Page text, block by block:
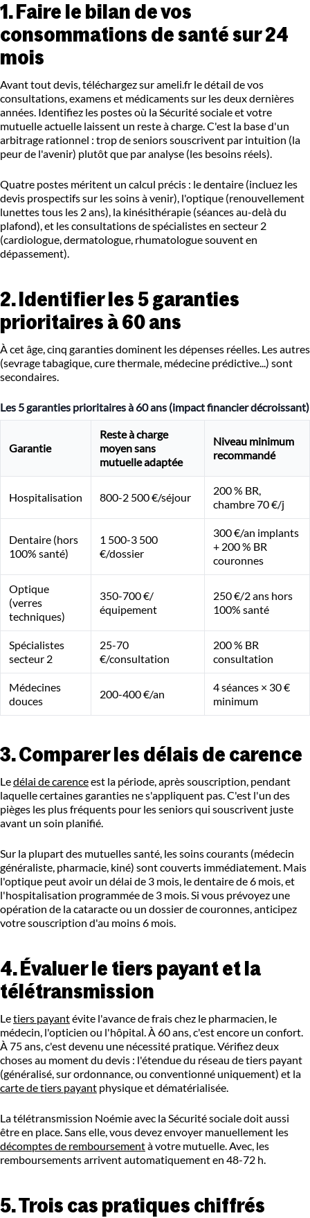
1. Faire le bilan de vos
consommations de santé sur 24
mois
Avant tout devis, téléchargez sur ameli.fr le détail de vos
consultations, examens et médicaments sur les deux dernières
années. Identifiez les postes où la Sécurité sociale et votre
mutuelle actuelle laissent un reste à charge. C'est la base d'un
arbitrage rationnel : trop de seniors souscrivent par intuition (la
peur de l'avenir) plutôt que par analyse (les besoins réels).
Quatre postes méritent un calcul précis : le dentaire (incluez les
devis prospectifs sur les soins à venir), l'optique (renouvellement
lunettes tous les 2 ans), la kinésithérapie (séances au-delà du
plafond), et les consultations de spécialistes en secteur 2
(cardiologue, dermatologue, rhumatologue souvent en
dépassement).
2. Identifier les 5 garanties
prioritaires à 60 ans
À cet âge, cinq garanties dominent les dépenses réelles. Les autres
(sevrage tabagique, cure thermale, médecine prédictive...) sont
secondaires.
Les 5 garanties prioritaires à 60 ans (impact financier décroissant)
Garantie
Reste à charge
moyen sans
mutuelle adaptée
Niveau minimum
recommandé
Hospitalisation 800-2 500 €/séjour
200 % BR,
chambre 70 €/j
Dentaire (hors
100% santé)
1 500-3 500
€/dossier
300 €/an implants
+ 200 % BR
couronnes
Optique
(verres
techniques)
350-700 €/
équipement
250 €/2 ans hors
100% santé
Spécialistes
secteur 2
25-70
€/consultation
200 % BR
consultation
Médecines
douces
200-400 €/an
4 séances × 30 €
minimum
3. Comparer les délais de carence
Ledélai de carenceest la période, après souscription, pendant
laquelle certaines garanties ne s'appliquent pas. C'est l'un des
pièges les plus fréquents pour les seniors qui souscrivent juste
avant un soin planifié.
Sur la plupart des mutuelles santé, les soins courants (médecin
généraliste, pharmacie, kiné) sont couverts immédiatement. Mais
l'optique peut avoir un délai de 3 mois, le dentaire de 6 mois, et
l'hospitalisation programmée de 3 mois. Si vous prévoyez une
opération de la cataracte ou un dossier de couronnes, anticipez
votre souscription d'au moins 6 mois.
4. Évaluer le tiers payant et la
télétransmission
Letiers payantévite l'avance de frais chez le pharmacien, le
médecin, l'opticien ou l'hôpital. À 60 ans, c'est encore un confort.
À 75 ans, c'est devenu une nécessité pratique. Vérifiez deux
choses au moment du devis : l'étendue du réseau de tiers payant
(généralisé, sur ordonnance, ou conventionné uniquement) et la
carte de tiers payant physique et dématérialisée.
La télétransmission Noémie avec la Sécurité sociale doit aussi
être en place. Sans elle, vous devez envoyer manuellement les
décomptes de remboursementà votre mutuelle. Avec, les
remboursements arrivent automatiquement en 48-72 h.
5. Trois cas pratiques chiffrés